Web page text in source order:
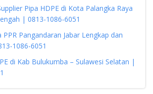
Pipa HDPE di Kota Palangka Raya
| 0813-1086-6051
Pangandaran Jabar Lengkap dan
1086-6051
di Kab Bulukumba – Sulawesi Selatan |